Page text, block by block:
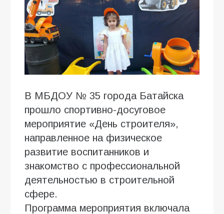
В МБДОУ № 35 города Батайска
прошло спортивно-досуговое
мероприятие «День строителя»,
направленное на физическое
развитие воспитанников и
знакомство с профессиональной
деятельностью в строительной
сфере.
Программа мероприятия включала